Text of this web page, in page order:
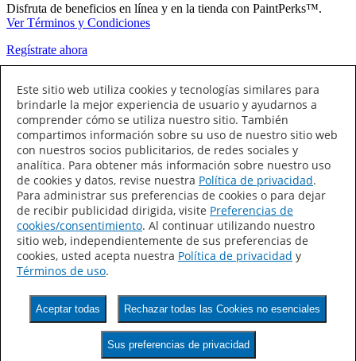
Disfruta de beneficios en línea y en la tienda con PaintPerks™.
Ver Términos y Condiciones
Regístrate ahora
Sherwin-Williams
Contáctanos
Sala de Prensa
Investor Relations
Política de privacidad
Declaración de accesibilidad
Términos de Uso
CA Supply Chains Act
Este sitio web utiliza cookies y tecnologías similares para
brindarle la mejor experiencia de usuario y ayudarnos a
comprender cómo se utiliza nuestro sitio. También
compartimos información sobre su uso de nuestro sitio web
con nuestros socios publicitarios, de redes sociales y
analítica. Para obtener más información sobre nuestro uso
de cookies y datos, revise nuestra Política de privacidad.
Para administrar sus preferencias de cookies o para dejar
de recibir publicidad dirigida, visite Preferencias de
cookies/consentimiento. Al continuar utilizando nuestro
sitio web, independientemente de sus preferencias de
cookies, usted acepta nuestra Política de privacidad y
Términos de uso.
Aceptar todas Rechazar todas las Cookies no esenciales
Sus preferencias de privacidad